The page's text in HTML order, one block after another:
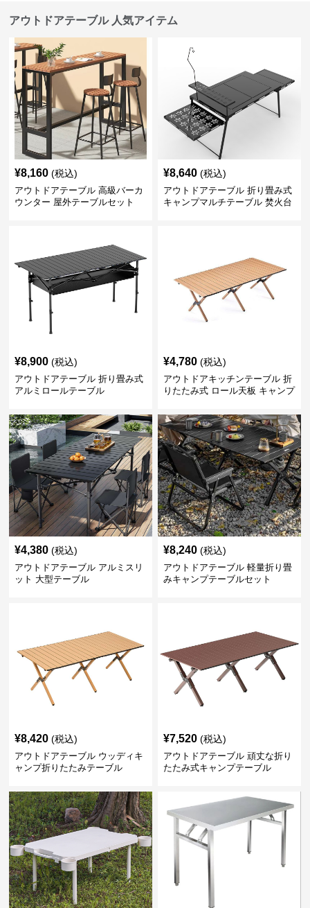
アウトドアテーブル 人気アイテム
¥8,160 (税込)
アウトドアテーブル 高級バーカ
ウンター 屋外テーブルセット
¥8,640 (税込)
アウトドアテーブル 折り畳み式
キャンプマルチテーブル 焚火台
¥8,900 (税込)
アウトドアテーブル 折り畳み式
アルミロールテーブル
¥4,780 (税込)
アウトドアキッチンテーブル 折
りたたみ式 ロール天板 キャンプ
¥4,380 (税込)
アウトドアテーブル アルミスリ
ット 大型テーブル
¥8,240 (税込)
アウトドアテーブル 軽量折り畳
みキャンプテーブルセット
¥8,420 (税込)
アウトドアテーブル ウッディキ
ャンプ折りたたみテーブル
¥7,520 (税込)
アウトドアテーブル 頑丈な折り
たたみ式キャンプテーブル